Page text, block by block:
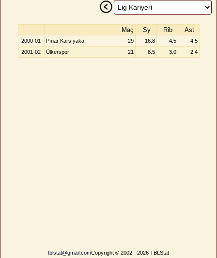
Maç Sy Rib Ast
2000-01 Pınar Karşıyaka 29 16.8 4.5
4.5
2001-02
Ülkerspor 21 8.5 3.0 2.4
tblstat@gmail.comCopyright © 2002 - 2026 TBLStat